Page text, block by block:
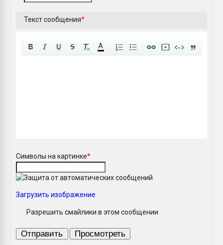
Текст сообщения*
A
Символы на картинке*
Загрузить изображение
Разрешить смайлики в этом сообщении